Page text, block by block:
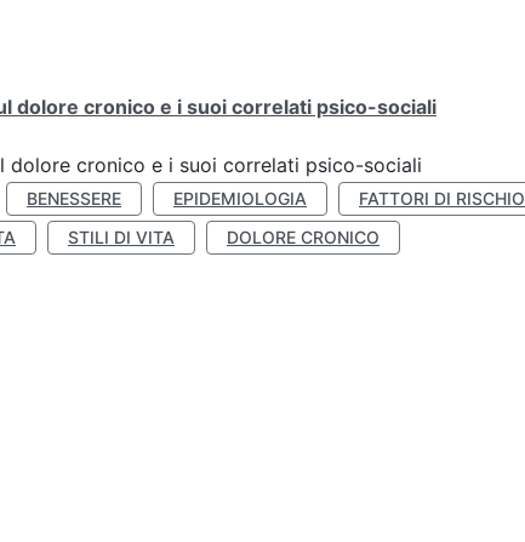
dolore cronico e i suoi correlati psico-sociali
dolore cronico e i suoi correlati psico-sociali
BENESSERE EPIDEMIOLOGIA FATTORI DI RISCHIO
STILI DI VITA DOLORE CRONICO